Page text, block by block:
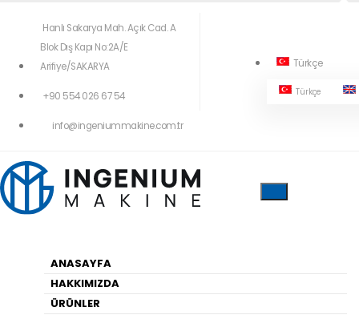
Hanlı Sakarya Mah. Açık Cad. A
Blok Dış Kapı No:2A/E
Arifiye/SAKARYA
+90 554 026 67 54
info@ingeniummakine.com.tr
Türkçe
Türkçe
ANASAYFA
HAKKIMIZDA
ÜRÜNLER
404!
Yapabilirsiniz
Anasayfa